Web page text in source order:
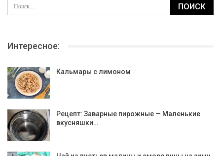
Интересное:
Кальмары с лимоном
Рецепт: Заварные пирожные — Маленькие
вкусняшки…